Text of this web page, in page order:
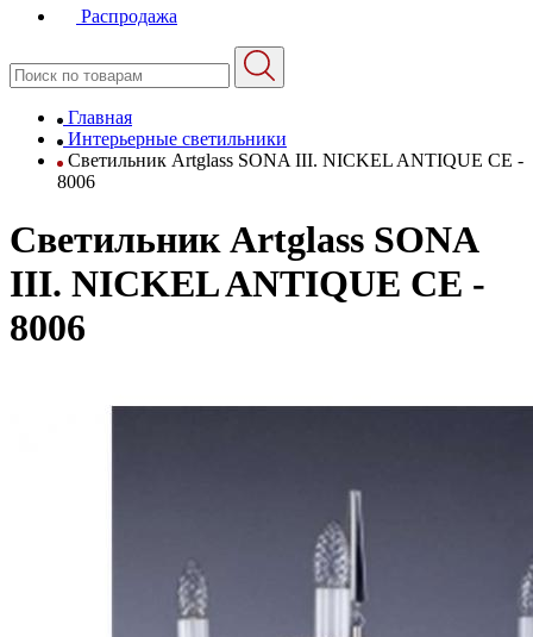
Распродажа
Главная
Интерьерные светильники
Светильник Artglass SONA III. NICKEL ANTIQUE CE -
8006
Светильник Artglass SONA
III. NICKEL ANTIQUE CE -
8006